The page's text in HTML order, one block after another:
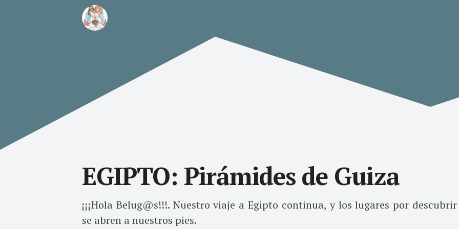
EGIPTO: Pirámides de Guiza
¡¡¡Hola Belug@s!!!. Nuestro viaje a Egipto continua, y los lugares por descubrir
se abren a nuestros pies.